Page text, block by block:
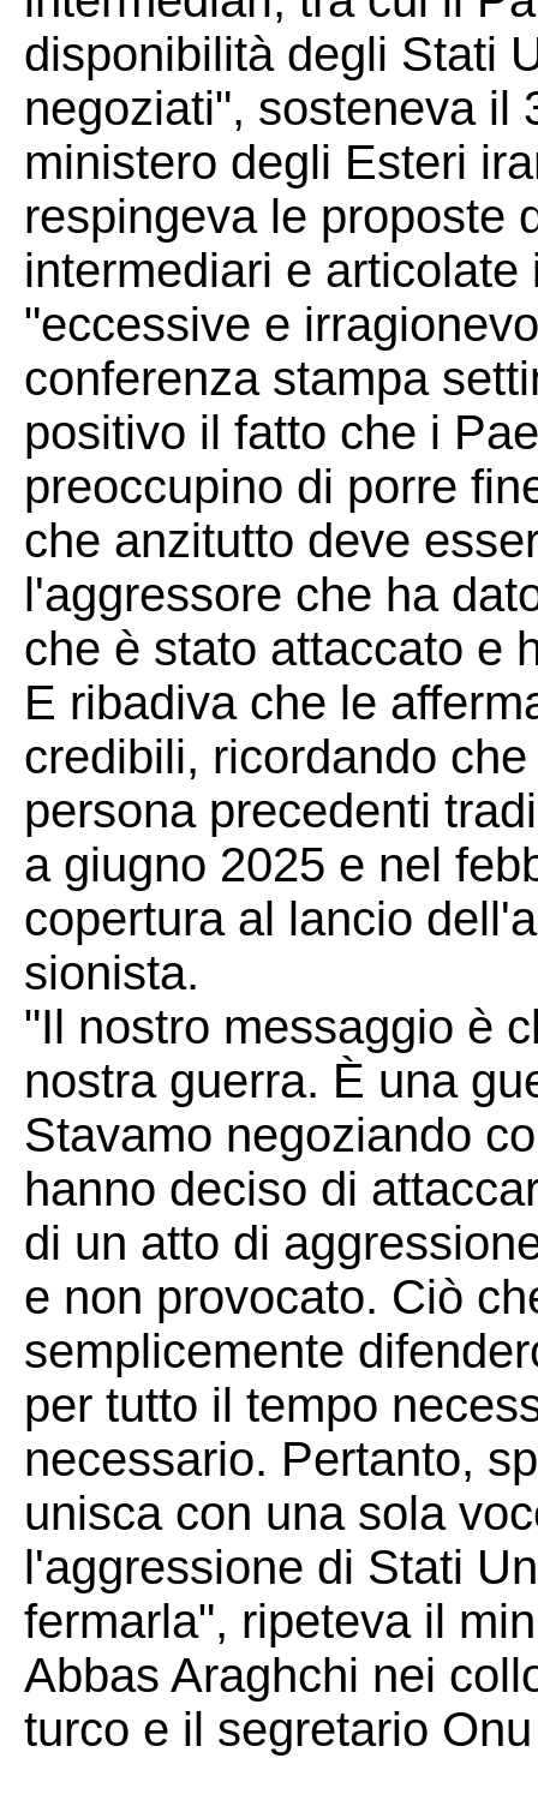
disponibilità degli Stati
negoziati", sosteneva il
ministero degli Esteri
respingeva le proposte
intermediari e
"eccessive e
conferenza stampa
positivo il fatto che i
preoccupino di porre
che anzitutto deve
l'aggressore che ha
che è stato attaccato e
E ribadiva che le
credibili, ricordando
persona precedenti
a giugno 2025 e nel
copertura al lancio
sionista.
"Il nostro messaggio è
nostra guerra. È una
Stavamo negoziando
hanno deciso di
di un atto di
e non provocato. Ciò
semplicemente
per tutto il tempo
necessario. Pertanto,
unisca con una sola
l'aggressione di Stati
fermarla", ripeteva il
Abbas Araghchi nei
turco e il segretario